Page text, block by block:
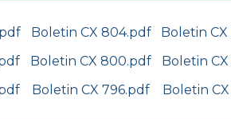
Boletin CX 804.pdf
Boletin
Boletin CX 800.pdf
Boletin
Boletin CX 796.pdf Boletin